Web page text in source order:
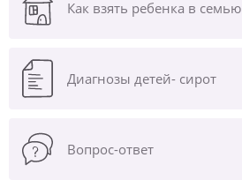
Как взять ребенка в семью
Диагнозы детей- сирот
Вопрос-ответ